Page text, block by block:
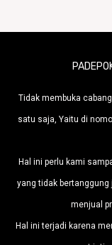
Tidak membuka
satu saja, Yaitu di
Hal ini perlu kami
yang tidak bertanggung
menjual
Hal ini terjadi karena